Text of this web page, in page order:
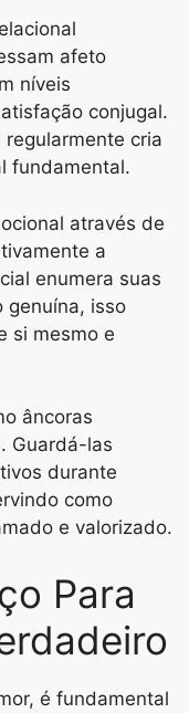
afeto
níveis
conjugal.
cria
fundamental.
através de
a
enumera suas
genuína, isso
si mesmo e
âncoras
Guardá-las
durante
como
e valorizado.
Para
é fundamental